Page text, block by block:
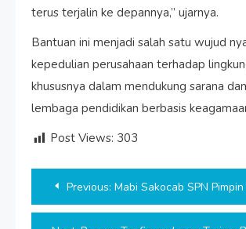
terus terjalin ke depannya,” ujarnya.
Bantuan ini menjadi salah satu wujud
kepedulian perusahaan terhadap
khususnya dalam mendukung sarana
lembaga pendidikan berbasis
Post Views: 303
Post
navigation
Previous: Mabi Sakocab SPN Pimpin Doa pada Pelantikan